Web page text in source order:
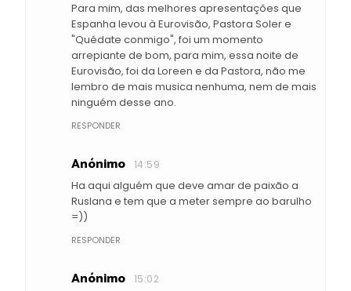
Para mim, das melhores apresentações que
Espanha levou à Eurovisão, Pastora Soler e
"Quédate conmigo", foi um momento
arrepiante de bom, para mim, essa noite de
Eurovisão, foi da Loreen e da Pastora, não me
lembro de mais musica nenhuma, nem de mais
ninguém desse ano.
RESPONDER
Anónimo 14:59
Ha aqui alguém que deve amar de paixão a
Ruslana e tem que a meter sempre ao barulho
=))
RESPONDER
Anónimo 15:02